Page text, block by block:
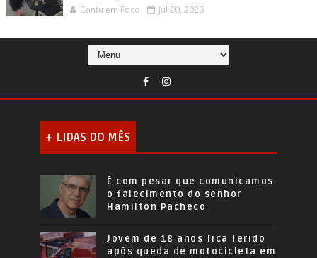
Cantu em Foco Jul 20, 2026
+ LIDAS DO MÊS
É com pesar que comunicamos
o falecimento do senhor
Hamilton Pacheco
Jovem de 18 anos fica ferido
após queda de motocicleta em